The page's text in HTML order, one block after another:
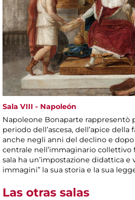
Sala VIII - Napoleón
Napoleone Bonaparte rappresentò
periodo dell’ascesa, dell’apice
anche negli anni del declino e
centrale nell’immaginario collettivo
sala ha un’impostazione didattica e
immagini” la sua storia e la sua
Las otras salas